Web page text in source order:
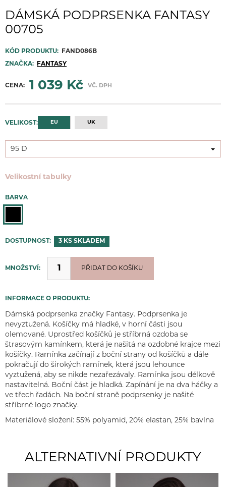
DÁMSKÁ PODPRSENKA FANTASY
00705
KÓD PRODUKTU: FAND086B
ZNAČKA: FANTASY
CENA: 1 039 Kč VČ. DPH
VELIKOST: EU UK
95 D
42 D
Velikostní tabulky
BARVA
DOSTUPNOST: 3 KS SKLADEM
MNOŽSTVÍ:
PŘIDÁNO PŘIDAT DO KOŠÍKU
INFORMACE O PRODUKTU:
Dámská podprsenka značky Fantasy. Podprsenka je
nevyztužená. Košíčky má hladké, v horní části jsou
olemované. Uprostřed košíčků je stříbrná ozdoba se
štrasovým kamínkem, která je našitá na ozdobné krajce mezi
košíčky. Ramínka začínají z boční strany od košíčků a dále
pokračují do širokých ramínek, která jsou lehounce
vyztužená, aby se nikde nezařezávaly. Ramínka jsou délkově
nastavitelná. Boční část je hladká. Zapínání je na dva háčky a
ve třech řadách. Na boční straně podprsenky je našité
stříbrné logo značky.
Materiálové složení: 55% polyamid, 20% elastan, 25% bavlna
ALTERNATIVNÍ PRODUKTY